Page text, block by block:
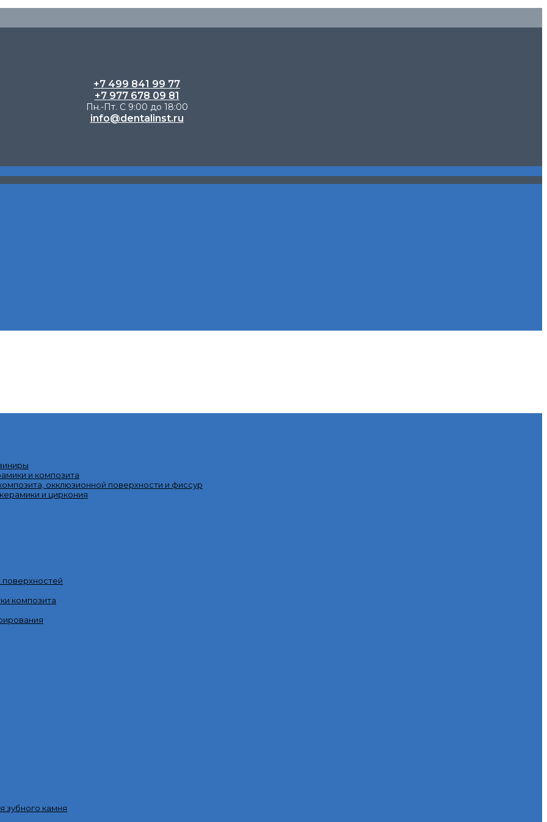
+7 499 841 99 77
+7 977 678 09 81
Пн.-Пт. С 9:00 до 18:00
info@dentalinst.ru
и композита
окклюзионной поверхности и фиссур
и циркония
композита
зубного камня